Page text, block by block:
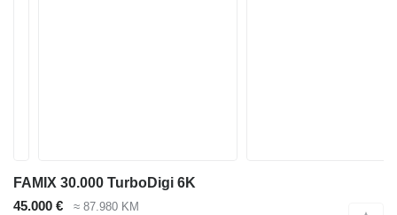
FAMIX 30.000 TurboDigi 6K
45.000 €
≈ 87.980 KM